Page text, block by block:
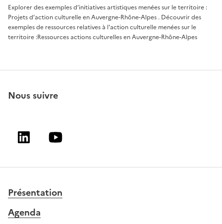
Explorer des exemples d’initiatives artistiques menées sur le territoire :
Projets d’action culturelle en Auvergne-Rhône-Alpes . Découvrir des
exemples de ressources relatives à l'action culturelle menées sur le
territoire :Ressources actions culturelles en Auvergne-Rhône-Alpes
Nous suivre
LinkedinYoutube
Présentation
Agenda